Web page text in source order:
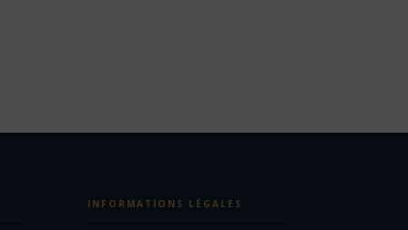
INFORMATIONS LÉGALES